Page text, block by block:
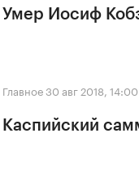
Умер Иосиф
Главное30 авг 2018, 14:00
Каспийский